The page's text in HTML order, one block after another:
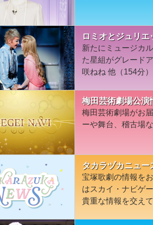
ロミオとジュリエ
新たにミュージカ
た星組がグレード
咲ねね 他（154分）
梅田芸術劇場公
梅田芸術劇場がお
ーや舞台、稽古場
タカラヅカニュー
宝塚歌劇の情報を
はスカイ・ナビゲ
貴重な情報を交えて